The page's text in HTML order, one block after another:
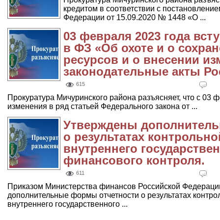
кредитом в соответствии с
Федерации от 15.09.2020 № 1448 «О ...
03 февраля 2023 года
в ФЗ «Об охоте и о
ресурсов и о внесении
законодательные акты
615
Прокуратура Мичуринского района разъясняет, что с 03
изменения в ряд статьей Федерального закона от ...
Утверждены
о результатах
внутреннего
финансового контроля.
611
Приказом Министерства финансов Российской
дополнительные формы отчетности о результатах
внутреннего государственного ...